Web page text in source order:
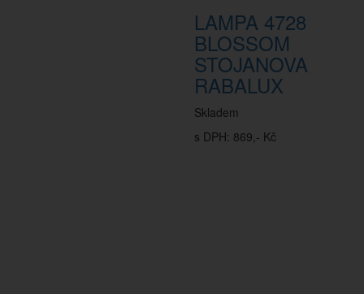
LAMPA 4728
BLOSSOM
STOJANOVA
RABALUX
Skladem
s DPH: 869,- Kč